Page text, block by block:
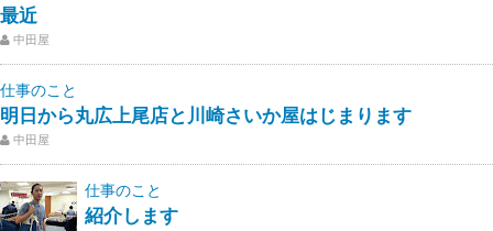
最近
中田屋
仕事のこと
明日から丸広上尾店と川崎さいか屋はじまります
中田屋
仕事のこと
紹介します